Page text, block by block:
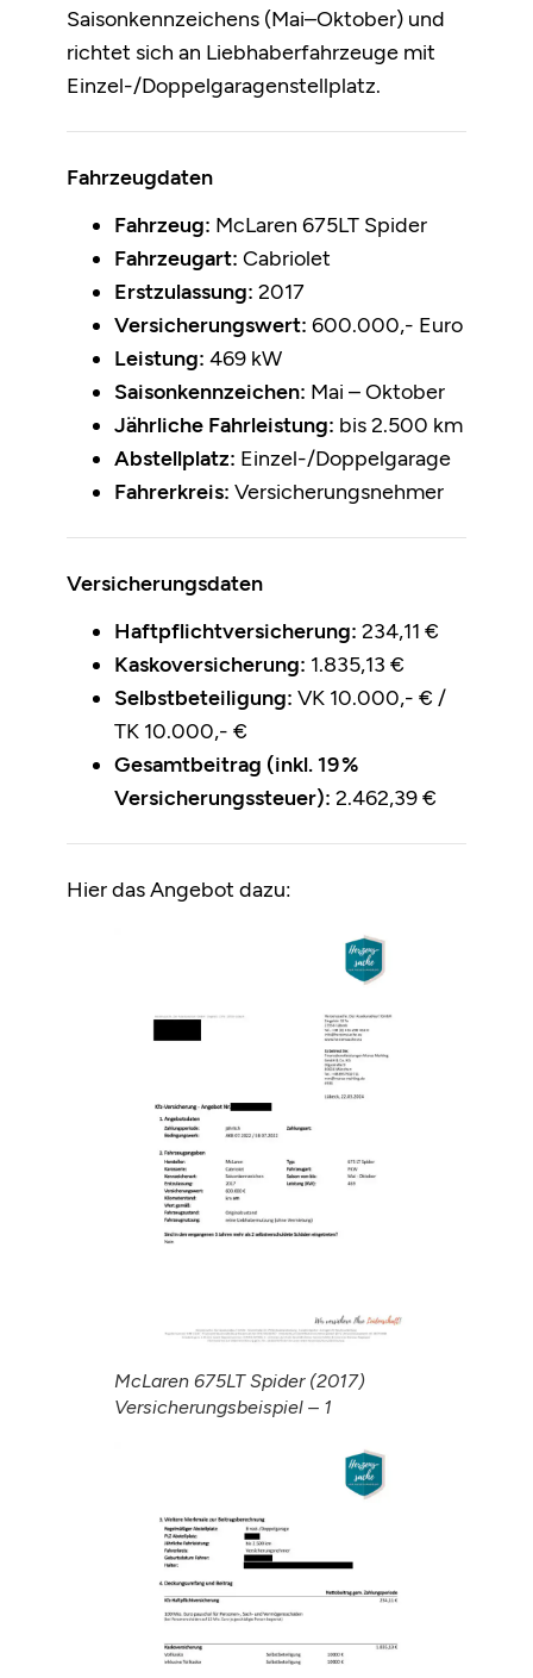
Saisonkennzeichens (Mai–Oktober) und
richtet sich an Liebhaberfahrzeuge mit
Einzel-/Doppelgaragenstellplatz.
Fahrzeugdaten
Fahrzeug: McLaren 675LT Spider
Fahrzeugart: Cabriolet
Erstzulassung: 2017
Versicherungswert: 600.000,- Euro
Leistung: 469 kW
Saisonkennzeichen: Mai – Oktober
Jährliche Fahrleistung: bis 2.500 km
Abstellplatz: Einzel-/Doppelgarage
Fahrerkreis: Versicherungsnehmer
Versicherungsdaten
Haftpflichtversicherung: 234,11 €
Kaskoversicherung: 1.835,13 €
Selbstbeteiligung: VK 10.000,- € /
TK 10.000,- €
Gesamtbeitrag (inkl. 19 %
Versicherungssteuer): 2.462,39 €
Hier das Angebot dazu:
McLaren 675LT Spider (2017)
Versicherungsbeispiel – 1